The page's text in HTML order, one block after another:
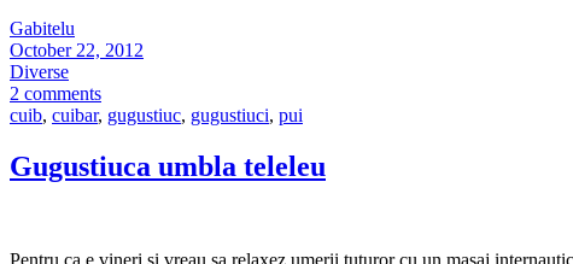
Gabitelu
October 22, 2012
Diverse
2 comments
cuib, cuibar, gugustiuc, gugustiuci, pui
Gugustiuca umbla teleleu